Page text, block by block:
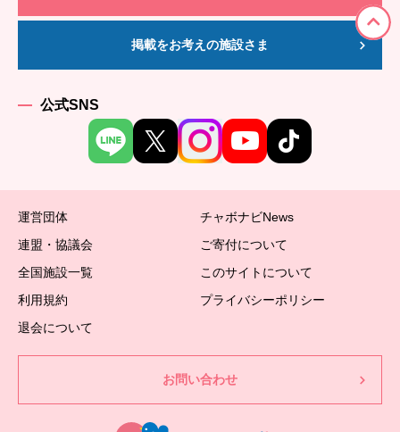
掲載をお考えの施設さま
公式SNS
運営団体
チャボナビNews
連盟・協議会
ご寄付について
全国施設一覧
このサイトについて
利用規約
プライバシーポリシー
退会について
お問い合わせ